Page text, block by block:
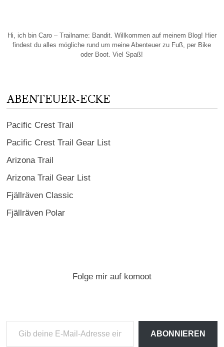
Hi, ich bin Caro – Trailname: Bandit. Willkommen auf meinem Blog! Hier
findest du alles mögliche rund um meine Abenteuer zu Fuß, per Bike
oder Boot. Viel Spaß!
ABENTEUER-ECKE
Pacific Crest Trail
Pacific Crest Trail Gear List
Arizona Trail
Arizona Trail Gear List
Fjällräven Classic
Fjällräven Polar
Folge mir auf komoot
deine
ABONNIEREN